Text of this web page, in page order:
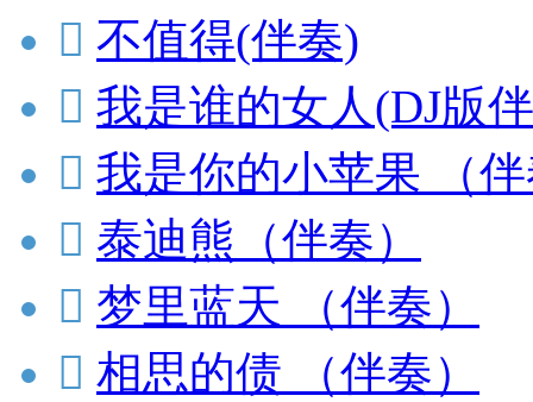
 不值得(伴奏)
 我是谁的女人(DJ版
 我是你的小苹果 （
 泰迪熊（伴奏）
 梦里蓝天 （伴奏）
 相思的债 （伴奏）